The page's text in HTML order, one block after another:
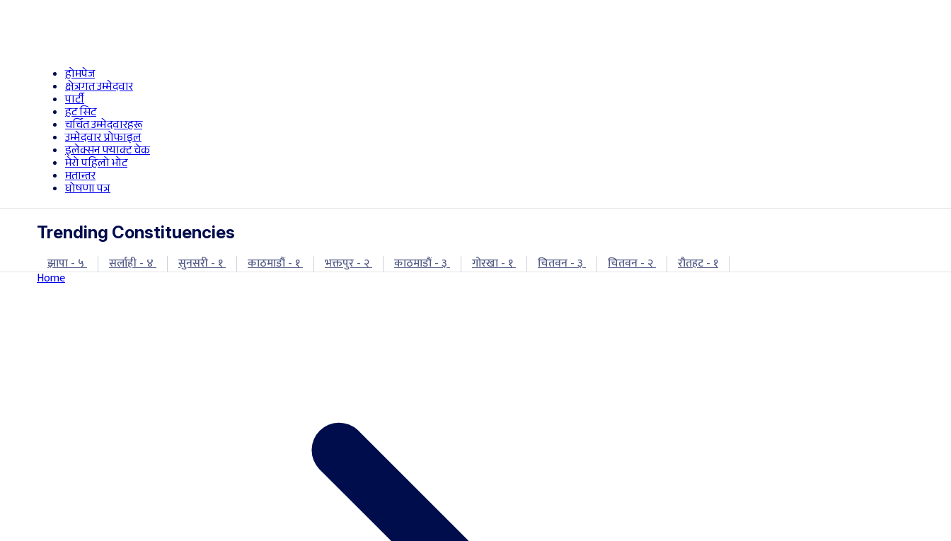
होमपेज
क्षेत्रगत उम्मेदवार
पार्टी
हट सिट
चर्चित उम्मेदवारहरू
उम्मेदवार प्रोफाइल
इलेक्सन फ्याक्ट चेक
मेरो पहिलो भोट
मतान्तर
घोषणा पत्र
Trending Constituencies
झापा - ५ सर्लाही - ४ सुनसरी - १ काठमाडौं - १ भक्तपुर - २ काठमाडौं - ३ गोरखा - १ चितवन - ३ चितवन - २ रौतहट - १
Home